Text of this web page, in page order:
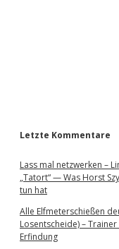
Letzte Kommentare
Lass mal netzwerken –
„Tatort“ — Was Horst
tun hat
Alle Elfmeterschießen
Losentscheide) –
Erfindung